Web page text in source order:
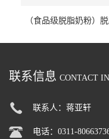
（食品级脱脂奶粉）
联系信息 CONTACT
联系人：蒋亚轩
电话：0311-